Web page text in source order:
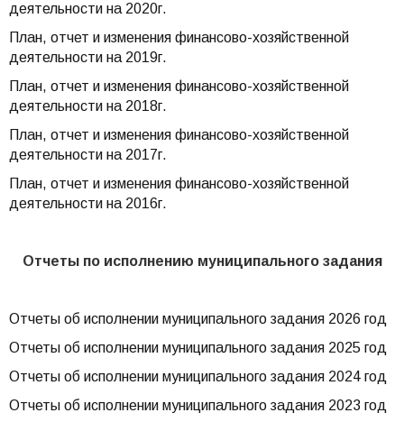
деятельности на 2020г.
План, отчет и изменения финансово-хозяйственной
деятельности на 2019г.
План, отчет и изменения финансово-хозяйственной
деятельности на 2018г.
План, отчет и изменения финансово-хозяйственной
деятельности на 2017г.
План, отчет и изменения финансово-хозяйственной
деятельности на 2016г.
Отчеты по исполнению муниципального задания
Отчеты об исполнении муниципального задания 2026 год
Отчеты об исполнении муниципального задания 2025 год
Отчеты об исполнении муниципального задания 2024 год
Отчеты об исполнении муниципального задания 2023 год